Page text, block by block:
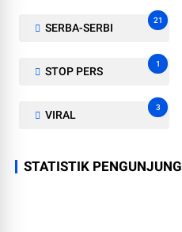
SERBA-SERBI
21
STOP PERS
1
VIRAL
3
STATISTIK PENGUNJUNG